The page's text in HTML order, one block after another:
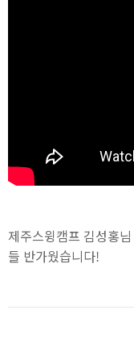
제주스윙캠프 김성홍
들 반가웠습니다!